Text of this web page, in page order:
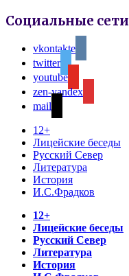
Социальные сети
vkontakte
twitter
youtube
zen-yandex
mail
12+
Лицейские беседы
Русский Север
Литература
История
И.С.Фрадков
12+
Лицейские беседы
Русский Север
Литература
История